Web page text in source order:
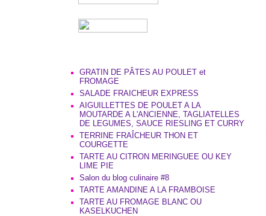
GRATIN DE PÂTES AU POULET et
FROMAGE
SALADE FRAICHEUR EXPRESS
AIGUILLETTES DE POULET A LA
MOUTARDE A L'ANCIENNE, TAGLIATELLES
DE LEGUMES, SAUCE RIESLING ET CURRY
TERRINE FRAÎCHEUR THON ET
COURGETTE
TARTE AU CITRON MERINGUEE OU KEY
LIME PIE
Salon du blog culinaire #8
TARTE AMANDINE A LA FRAMBOISE
TARTE AU FROMAGE BLANC OU
KASELKUCHEN